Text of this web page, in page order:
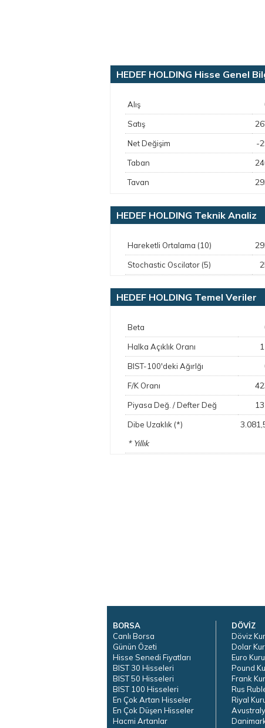
HEDEF HOLDING Hisse Genel
Alış
Satış
Net Değişim -
Taban
Tavan
HEDEF HOLDING Teknik Analiz
Hareketli Ortalama (10)
Stochastic Oscilator (5)
HEDEF HOLDING Temel Veriler
Beta
Halka Açıklık Oranı
BIST-100'deki Ağırlğı
F/K Oranı
Piyasa Değ. / Defter Değ
Dibe Uzaklık (*)
* Yıllık
BORSA
Canlı Borsa
Günün Özeti
Hisse Senedi Fiyatları
BIST 30 Hisseleri
BIST 50 Hisseleri
BIST 100 Hisseleri
En Çok Artan Hisseler
En Çok Düşen Hisseler
Hacmi Artanlar
DÖVİZ
Döviz
Dolar
Euro Kuru
Pound
Frank
Rus
Riyal